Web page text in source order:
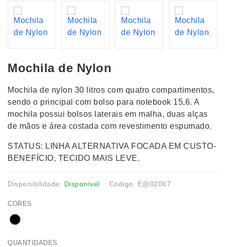
Mochila de Nylon
Mochila de nylon 30 litros com quatro compartimentos,
sendo o principal com bolso para notebook 15,6. A
mochila possui bolsos laterais em malha, duas alças
de mãos e área costada com revestimento espumado.
STATUS: LINHA ALTERNATIVA FOCADA EM CUSTO-
BENEFÍCIO, TECIDO MAIS LEVE.
Disponibilidade: Disponível Código: E@02067
CORES
QUANTIDADES